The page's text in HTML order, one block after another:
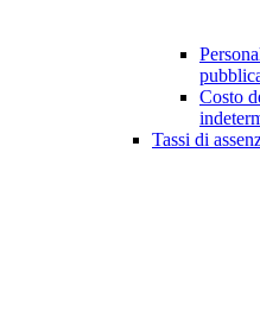
Costo
Tassi di